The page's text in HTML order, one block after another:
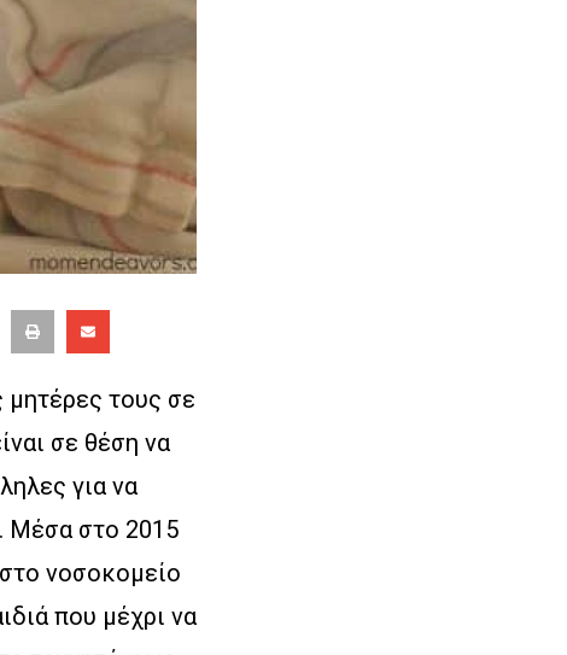
μητέρες τους σε
σε θέση να
για να
Μέσα στο 2015
νοσοκομείο
που μέχρι να